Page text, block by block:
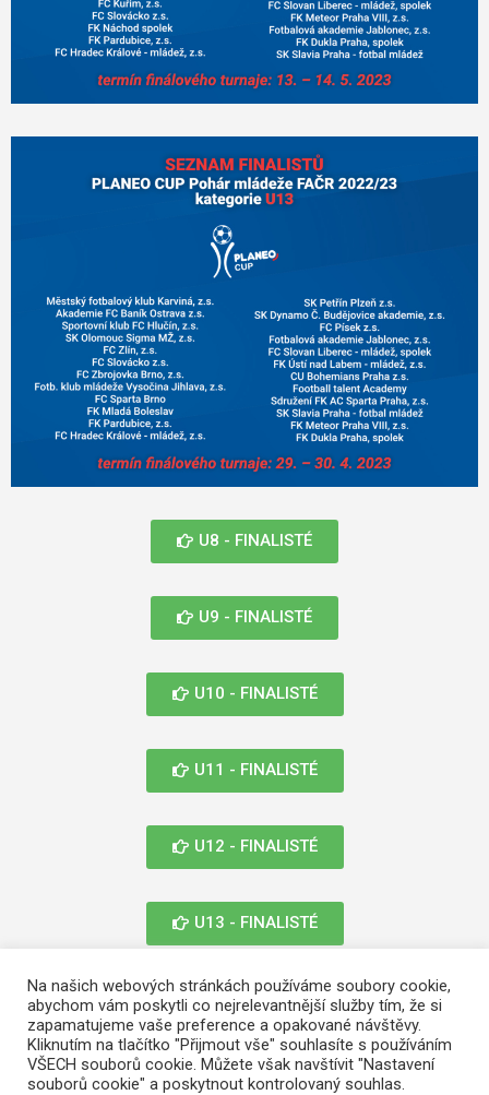
U8 - FINALISTÉ
U9 - FINALISTÉ
U10 - FINALISTÉ
U11 - FINALISTÉ
U12 - FINALISTÉ
U13 - FINALISTÉ
© 2026. Planeocup
Na našich webových stránkách používáme soubory cookie,
abychom vám poskytli co nejrelevantnější služby tím, že si
zapamatujeme vaše preference a opakované návštěvy.
Kliknutím na tlačítko "Přijmout vše" souhlasíte s používáním
VŠECH souborů cookie. Můžete však navštívit "Nastavení
souborů cookie" a poskytnout kontrolovaný souhlas.